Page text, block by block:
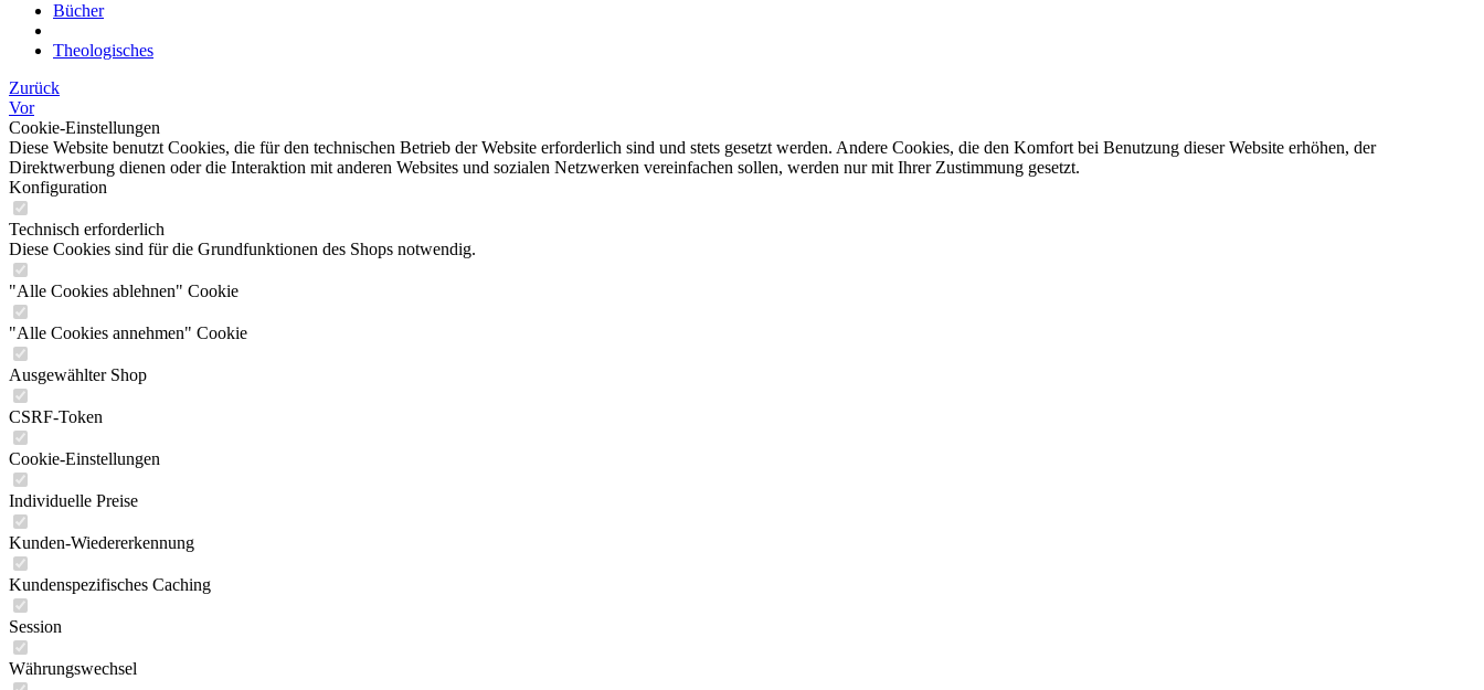
Bücher
Theologisches
Zurück
Vor
Cookie-Einstellungen
Diese Website benutzt Cookies, die für den technischen Betrieb der Website erforderlich sind und stets gesetzt werden. Andere Cookies, die den Komfort bei Benutzung dieser Website erhöhen, der
Direktwerbung dienen oder die Interaktion mit anderen Websites und sozialen Netzwerken vereinfachen sollen, werden nur mit Ihrer Zustimmung gesetzt.
Konfiguration
Technisch erforderlich
Diese Cookies sind für die Grundfunktionen des Shops notwendig.
"Alle Cookies ablehnen" Cookie
"Alle Cookies annehmen" Cookie
Ausgewählter Shop
CSRF-Token
Cookie-Einstellungen
Individuelle Preise
Kunden-Wiedererkennung
Kundenspezifisches Caching
Session
Währungswechsel